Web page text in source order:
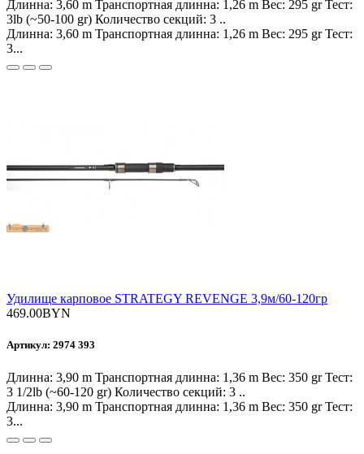
Длинна: 3,60 m Транспортная длинна: 1,26 m Вес: 295 gr Тест:
3lb (~50-100 gr) Количество секций: 3 ..
Длинна: 3,60 m Транспортная длинна: 1,26 m Вес: 295 gr Тест:
3...
Удилище карповое STRATEGY REVENGE 3,9м/60-120гр
469.00BYN
Артикул: 2974 393
Длинна: 3,90 m Транспортная длинна: 1,36 m Вес: 350 gr Тест:
3 1/2lb (~60-120 gr) Количество секций: 3 ..
Длинна: 3,90 m Транспортная длинна: 1,36 m Вес: 350 gr Тест:
3...